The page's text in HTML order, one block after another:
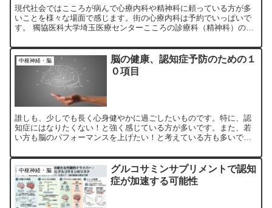
現代社会ではこころが病んで心療内科や精神科に頼っている方が多
いことを様々な場面で感じます。街の心療内科は予約でいっぱいで
す。 獨協医科大学埼玉医療センターこころの診療科（精神科）の教
中枢神経・脳
脳の健康、認知症予防のための１
０項目
誰しも、少しでも長く心身健やかに過ごしたいものです。特に、認
知症にはなりたくない！と強く感じている方が多いです。また、若
い方も脳のパフォーマンスを上げたい！と考えている方も多いでし
中枢神経・脳
グルコサミンサプリメントで認知
症が加速する可能性